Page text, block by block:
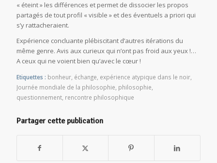
« éteint » les différences et permet de dissocier les propos
partagés de tout profil « visible » et des éventuels a priori qui
s’y rattacheraient.
Expérience concluante plébiscitant d’autres itérations du
même genre. Avis aux curieux qui n’ont pas froid aux yeux !…
A ceux qui ne voient bien qu’avec le cœur !
Etiquettes : bonheur, échange expérience atypique dans le noir,
Journée mondiale de la philosophie philosophie
questionnement, rencontre philosophique
Partager cette publication